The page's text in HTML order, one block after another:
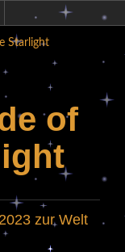
widerrufen
of
zur Welt